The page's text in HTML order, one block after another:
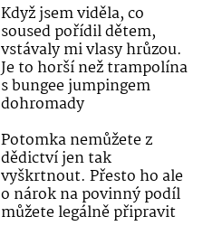
Když jsem viděla, co
soused pořídil dětem,
vstávaly mi vlasy hrůzou.
Je to horší než trampolína
s bungee jumpingem
dohromady
Potomka nemůžete z
dědictví jen tak
vyškrtnout. Přesto ho ale
o nárok na povinný podíl
můžete legálně připravit